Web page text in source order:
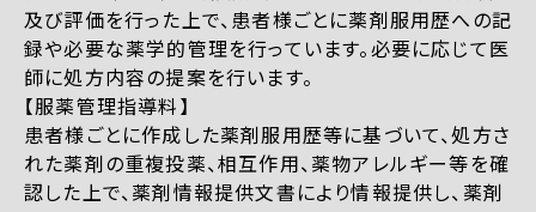
及び評価を行った上で、患者様ごとに薬剤服用歴への記
録や必要な薬学的管理を行っています。必要に応じて医
師に処方内容の提案を行います。
【服薬管理指導料】
患者様ごとに作成した薬剤服用歴等に基づいて、処方さ
れた薬剤の重複投薬、相互作用、薬物アレルギー等を確
認した上で、薬剤情報提供文書により情報提供し、薬剤